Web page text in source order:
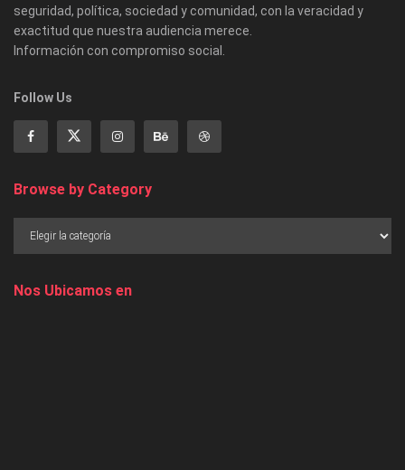
seguridad, política, sociedad y comunidad, con la veracidad y
exactitud que nuestra audiencia merece.
Información con compromiso social.
Follow Us
Browse by Category
Nos Ubicamos en